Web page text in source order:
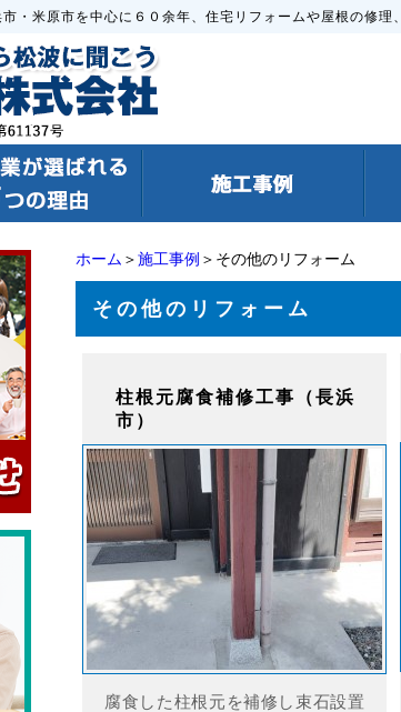
・米原市を中心に６０余年、住宅リフォームや屋根の修
ホーム ＞施工事例 ＞その他のリフォーム
その他のリフォーム
柱根元腐食補修工事（長浜
市）
腐食した柱根元を補修し束石設置